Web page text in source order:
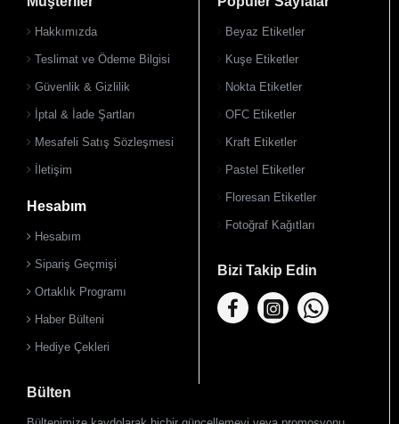
Hakkımızda
Teslimat ve Ödeme Bilgisi
Güvenlik & Gizlilik
İptal & İade Şartları
Mesafeli Satış Sözleşmesi
İletişim
Hesabım
Hesabım
Sipariş Geçmişi
Ortaklık Programı
Haber Bülteni
Hediye Çekleri
Beyaz Etiketler
Kuşe Etiketler
Nokta Etiketler
OFC Etiketler
Kraft Etiketler
Pastel Etiketler
Floresan Etiketler
Fotoğraf Kağıtları
Bizi Takip Edin
Bülten